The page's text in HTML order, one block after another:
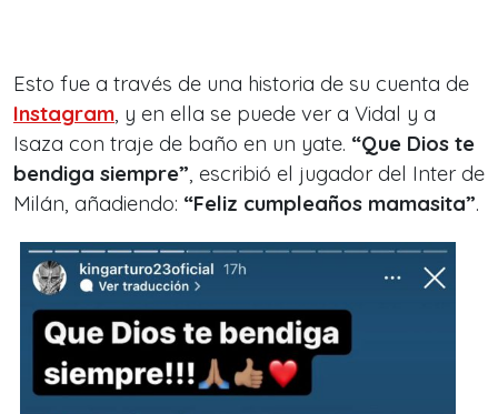
Esto fue a través de una historia de su cuenta de
Instagram, y en ella se puede ver a Vidal y a
Isaza con traje de baño en un yate. “Que Dios te
bendiga siempre”, escribió el jugador del Inter de
Milán, añadiendo: “Feliz cumpleaños mamasita”.